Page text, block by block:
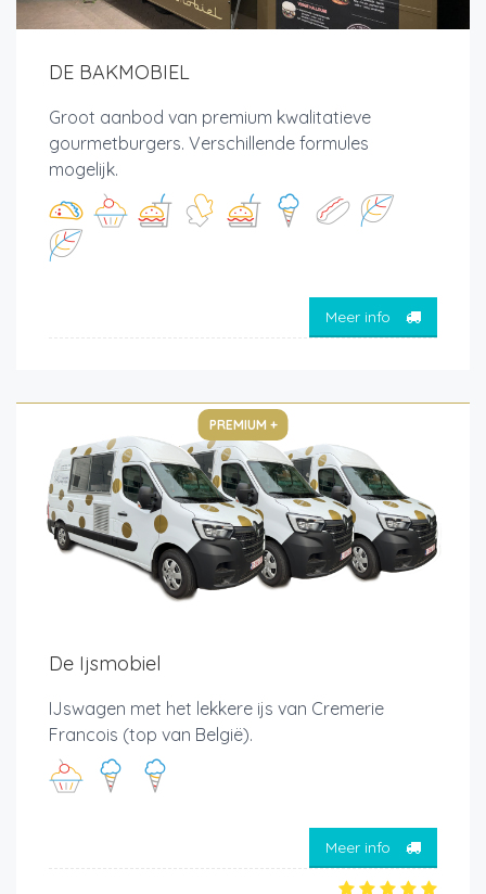
DE BAKMOBIEL
Groot aanbod van premium kwalitatieve
gourmetburgers. Verschillende formules
mogelijk.
Meer info
PREMIUM +
De Ijsmobiel
IJswagen met het lekkere ijs van Cremerie
Francois (top van België).
Meer info